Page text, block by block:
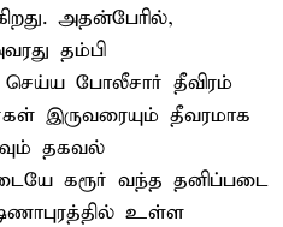
அதன்பேரில்,
தம்பி
போலீசார் தீவிரம்
இருவரையும் தீவரமாக
தகவல்
கரூர் வந்த தனிப்படை
உள்ள